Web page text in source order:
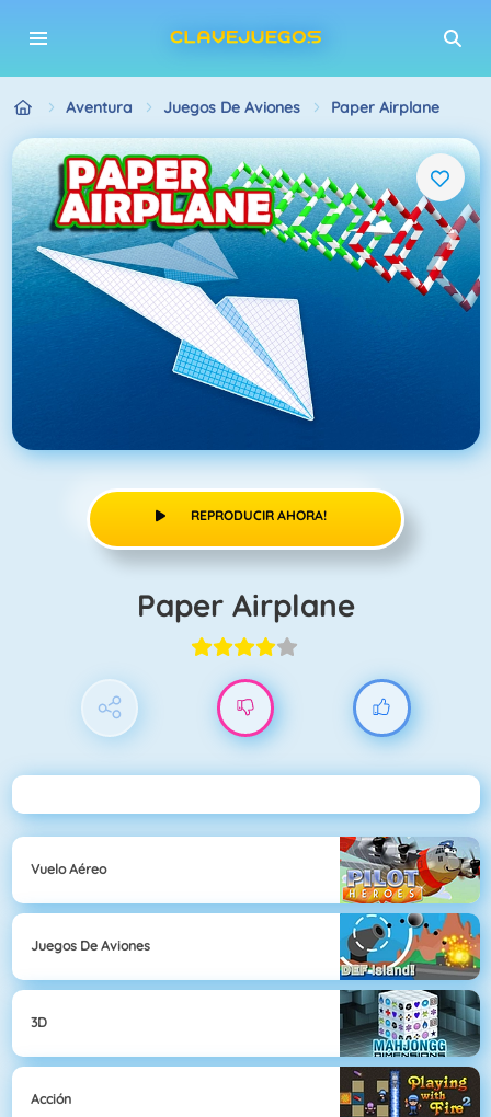
Aventura Juegos De Aviones Paper Airplane
REPRODUCIR AHORA!
Paper Airplane
Vuelo Aéreo
Juegos De Aviones
3D
Acción